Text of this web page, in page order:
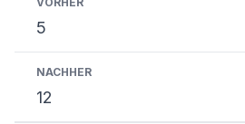
5
12